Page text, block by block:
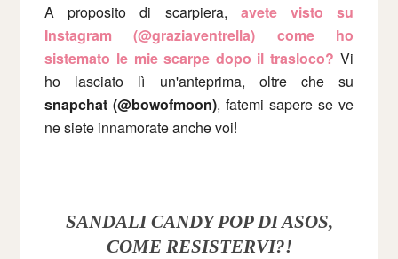
A proposito di scarpiera, avete visto su
Instagram (@graziaventrella) come ho
sistemato le mie scarpe dopo il trasloco? Vi
ho lasciato lì un'anteprima, oltreche su
snapchat (@bowofmoon), fatemi sapere se ve
ne siete innamorate anche voi!
SANDALI CANDY POP DI ASOS,
COME RESISTERVI?!